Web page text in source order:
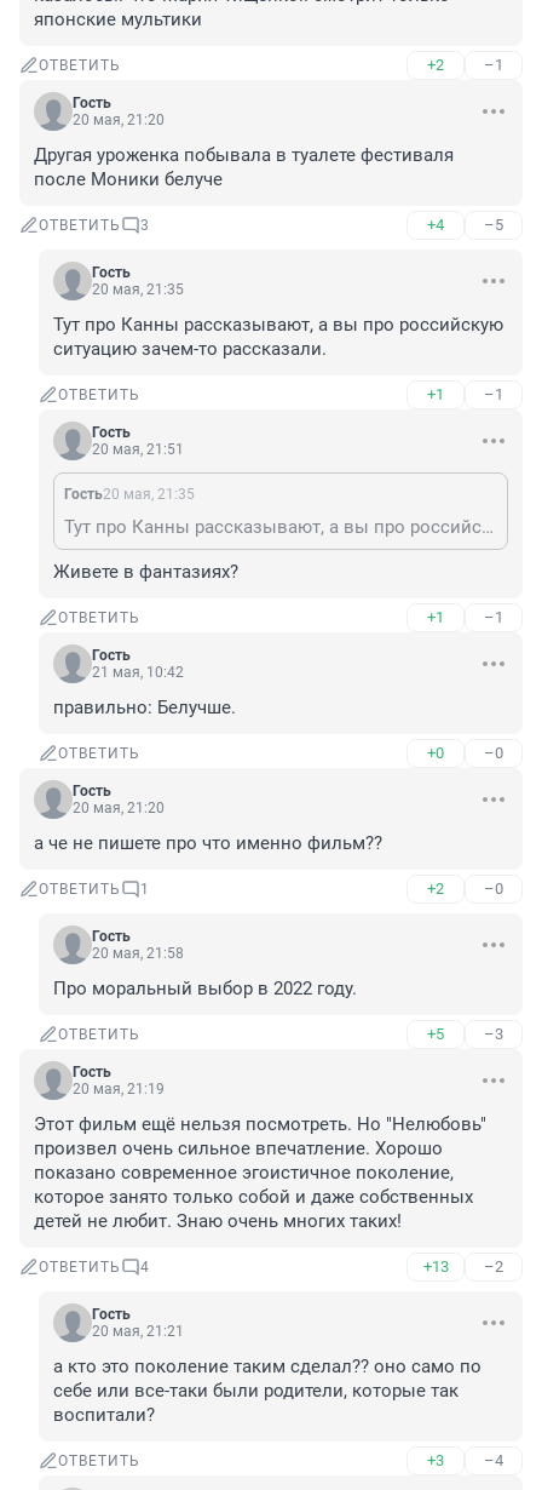
японские мультики
ОТВЕТИТЬ +2 –1
Гость
20 мая, 21:20
Другая уроженка побывала в туалете фестиваля
после Моники белуче
ОТВЕТИТЬ 3 +4 –5
Гость
20 мая, 21:35
Тут про Канны рассказывают, а вы про российскую
ситуацию зачем-то рассказали.
ОТВЕТИТЬ +1 –1
Гость
20 мая, 21:51
Гость20 мая, 21:35
Тут про Канны рассказывают, а вы про российскую ситуацию зачем-то рассказали.
Живете в фантазиях?
ОТВЕТИТЬ +1 –1
Гость
21 мая, 10:42
правильно: Белучше.
ОТВЕТИТЬ +0 –0
Гость
20 мая, 21:20
а че не пишете про что именно фильм??
ОТВЕТИТЬ 1 +2 –0
Гость
20 мая, 21:58
Про моральный выбор в 2022 году.
ОТВЕТИТЬ +5 –3
Гость
20 мая, 21:19
Этот фильм ещё нельзя посмотреть. Но "Нелюбовь"
произвел очень сильное впечатление. Хорошо
показано современное эгоистичное поколение,
которое занято только собой и даже собственных
детей не любит. Знаю очень многих таких!
ОТВЕТИТЬ 4 +13 –2
Гость
20 мая, 21:21
а кто это поколение таким сделал?? оно само по
себе или все-таки были родители, которые так
воспитали?
ОТВЕТИТЬ +3 –4